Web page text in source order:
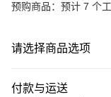
预购商品：预计 7 个
请选择商品选项
付款与运送